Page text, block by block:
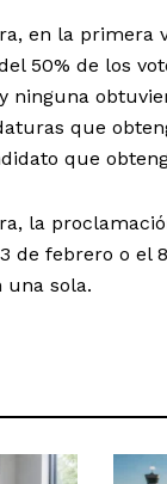
en la primera
50% de los
ninguna
que
que
la
de febrero o el
una sola.